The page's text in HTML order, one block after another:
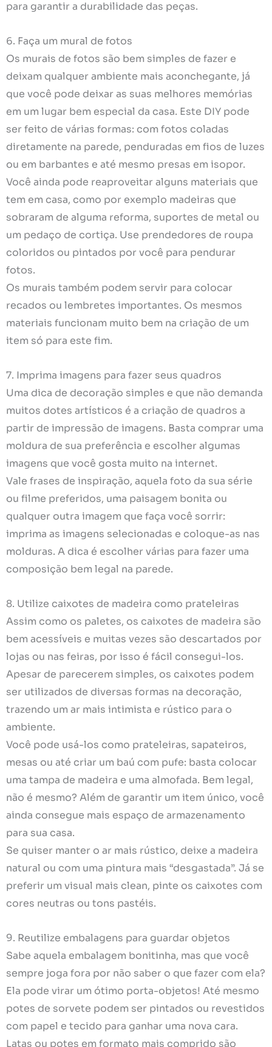
para garantir a durabilidade das peças.
6. Faça um mural de fotos
Os murais de fotos são bem simples de fazer e
deixam qualquer ambiente mais aconchegante, já
que você pode deixar as suas melhores memórias
em um lugar bem especial da casa. Este DIY pode
ser feito de várias formas: com fotos coladas
diretamente na parede, penduradas em fios de luzes
ou em barbantes e até mesmo presas em isopor.
Você ainda pode reaproveitar alguns materiais que
tem em casa, como por exemplo madeiras que
sobraram de alguma reforma, suportes de metal ou
um pedaço de cortiça. Use prendedores de roupa
coloridos ou pintados por você para pendurar
fotos.
Os murais também podem servir para colocar
recados ou lembretes importantes. Os mesmos
materiais funcionam muito bem na criação de um
item só para este fim.
7. Imprima imagens para fazer seus quadros
Uma dica de decoração simples e que não demanda
muitos dotes artísticos é a criação de quadros a
partir de impressão de imagens. Basta comprar uma
moldura de sua preferência e escolher algumas
imagens que você gosta muito na internet.
Vale frases de inspiração, aquela foto da sua série
ou filme preferidos, uma paisagem bonita ou
qualquer outra imagem que faça você sorrir:
imprima as imagens selecionadas e coloque-as nas
molduras. A dica é escolher várias para fazer uma
composição bem legal na parede.
8. Utilize caixotes de madeira como prateleiras
Assim como os paletes, os caixotes de madeira são
bem acessíveis e muitas vezes são descartados por
lojas ou nas feiras, por isso é fácil consegui-los.
Apesar de parecerem simples, os caixotes podem
ser utilizados de diversas formas na decoração,
trazendo um ar mais intimista e rústico para o
ambiente.
Você pode usá-los como prateleiras, sapateiros,
mesas ou até criar um baú com pufe: basta colocar
uma tampa de madeira e uma almofada. Bem legal,
não é mesmo? Além de garantir um item único, você
ainda consegue mais espaço de armazenamento
para sua casa.
Se quiser manter o ar mais rústico, deixe a madeira
natural ou com uma pintura mais “desgastada”. Já se
preferir um visual mais clean, pinte os caixotes com
cores neutras ou tons pastéis.
9. Reutilize embalagens para guardar objetos
Sabe aquela embalagem bonitinha, mas que você
sempre joga fora por não saber o que fazer com ela?
Ela pode virar um ótimo porta-objetos! Até mesmo
potes de sorvete podem ser pintados ou revestidos
com papel e tecido para ganhar uma nova cara.
Latas ou potes em formato mais comprido são